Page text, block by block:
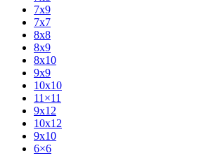
7x9
7x7
8x8
8x9
8x10
9x9
10x10
11×11
9x12
10x12
9x10
6×6